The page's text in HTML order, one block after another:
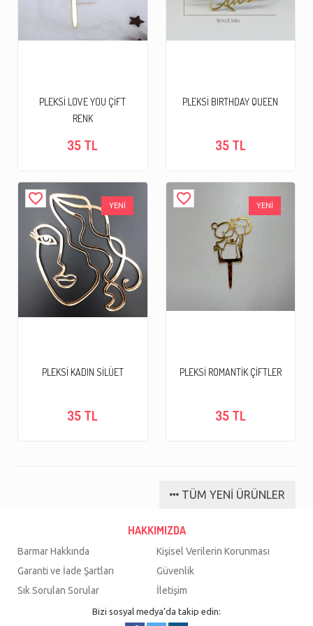
PLEKSİ LOVE YOU ÇİFT
RENK
35 TL
PLEKSİ BIRTHDAY QUEEN
35 TL
favorite_border YENİ
PLEKSİ KADIN SİLÜET
35 TL
favorite_border YENİ
PLEKSİ ROMANTİK ÇİFTLER
35 TL
TÜM YENİ ÜRÜNLER
HAKKIMIZDA
Barmar Hakkında
Kişisel Verilerin Korunması
Garanti ve İade Şartları
Güvenlik
Sık Sorulan Sorular
İletişim
Bizi sosyal medya’da takip edin: